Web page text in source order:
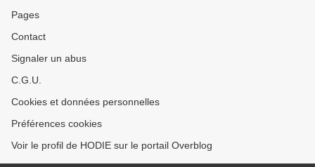
Pages
Contact
Signaler un abus
C.G.U.
Cookies et données personnelles
Préférences cookies
Voir le profil de HODIE sur le portail Overblog